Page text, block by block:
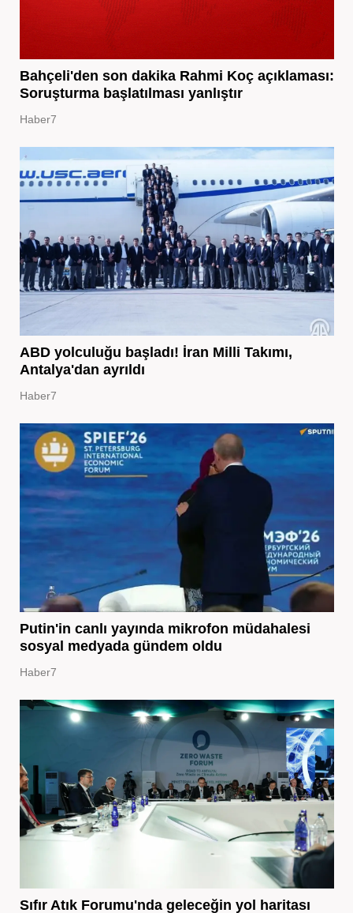
Bahçeli'den son dakika Rahmi Koç açıklaması:
Soruşturma başlatılması yanlıştır
Haber7
ABD yolculuğu başladı! İran Milli Takımı,
Antalya'dan ayrıldı
Haber7
Putin'in canlı yayında mikrofon müdahalesi
sosyal medyada gündem oldu
Haber7
Sıfır Atık Forumu'nda geleceğin yol haritası